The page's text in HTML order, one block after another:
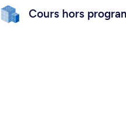
Cours hors